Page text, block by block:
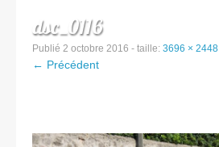
L’équipe
Training / Courses
Les courses
dsc_0116
Publié 2 octobre 2016 - taille: 3696 × 2448
← Précédent